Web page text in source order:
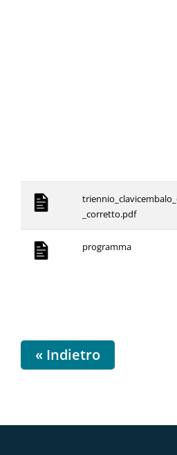
_corretto.pdf
programma
« Indietro